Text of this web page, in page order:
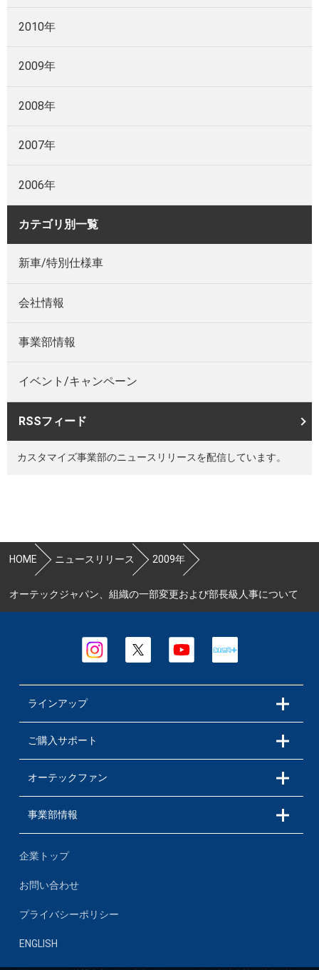
2010年
2009年
2008年
2007年
2006年
カテゴリ別一覧
新車/特別仕様車
会社情報
事業部情報
イベント/キャンペーン
RSSフィード
カスタマイズ事業部のニュースリリースを配信しています。
HOME ニュースリリース 2009年
オーテックジャパン、組織の一部変更および部長級人事について
ラインアップ
ご購入サポート
オーテックファン
事業部情報
企業トップ
お問い合わせ
プライバシーポリシー
ENGLISH